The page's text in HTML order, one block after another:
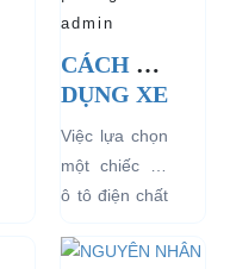
admin
CÁCH SỬ
DỤNG XE
Ô TÔ
ĐIỆN ĐỂ
TĂNG
TUỔI
THỌ
Việc lựa chọn
một chiếc xe
ô tô điện chất
ngay từ đầu